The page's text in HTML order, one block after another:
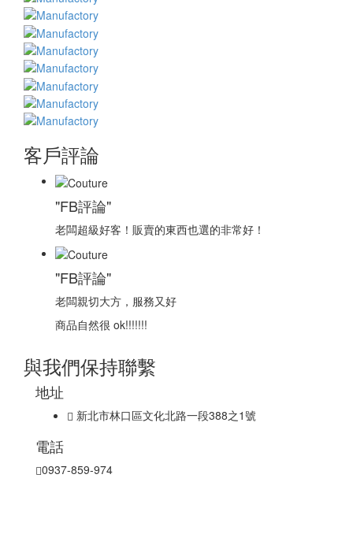
客戶評論
"FB評論"
老闆超級好客！販賣的東西也選的非常好！
"FB評論"
老闆親切大方，服務又好
商品自然很 ok!!!!!!!
與我們保持聯繫
地址
新北市林口區文化北路一段388之1號
電話
0937-859-974